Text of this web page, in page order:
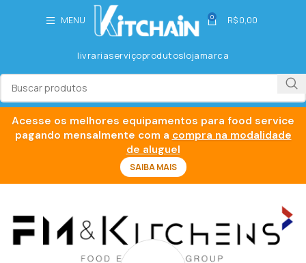
MENU 0 R$0,00
livrariaserviçoprodutoslojamarca
Acesse os melhores equipamentos para food service
pagando mensalmente com a compra na modalidade
de aluguel
SAIBA MAIS